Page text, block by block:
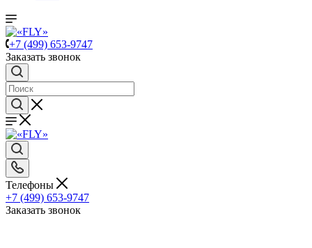
+7 (499) 653-9747
Заказать звонок
Телефоны
+7 (499) 653-9747
Заказать звонок